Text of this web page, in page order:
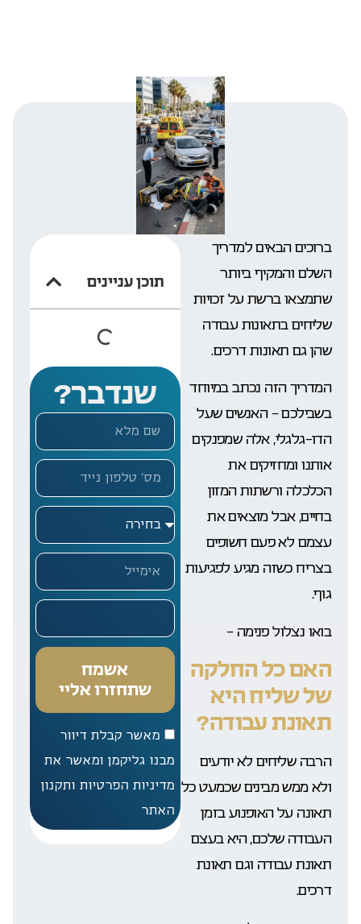
תוכן עניינים
שנדבר?
מאשר קבלת דיוור
מבנו גליקמן ומאשר את
מדיניות הפרטיות ותקנון
האתר
אשמח
שתחזרו אליי
ברוכים הבאים למדריך
השלם והמקיף ביותר
שתמצאו ברשת על זכויות
שליחים בתאונות עבודה
שהן גם תאונות דרכים.
המדריך הזה נכתב במיוחד
בשבילכם – האנשים שעל
הדו-גלגלי, אלה שמפנקים
אותנו ומחזיקים את
הכלכלה ורשתות המזון
בחיים, אבל מוצאים את
עצמם לא פעם חשופים
בצריח כשזה מגיע לפגיעות
גוף.
בואו נצלול פנימה –
האם כל החלקה
של שליח היא
תאונת עבודה?
הרבה שליחים לא יודעים
ולא ממש מבינים שכמעט כל
תאונה על האופנוע בזמן
העבודה שלכם, היא בעצם
תאונת עבודה וגם תאונת
דרכים.